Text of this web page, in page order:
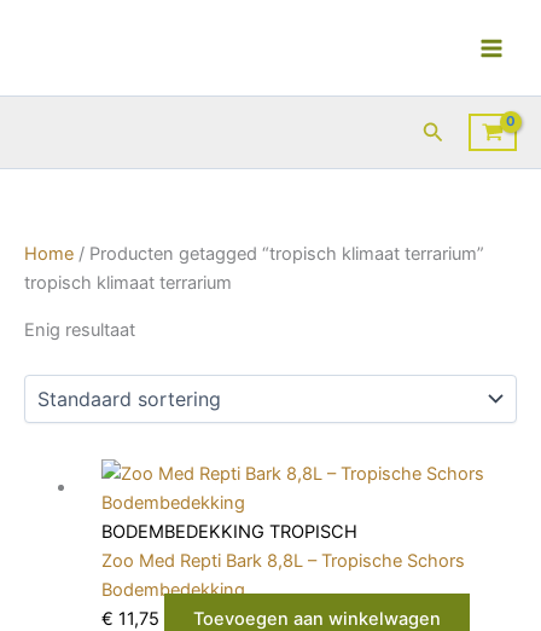
inhoud
Zoeken
Home / Producten getagged “tropisch klimaat terrarium”
tropisch klimaat terrarium
Enig resultaat
BODEMBEDEKKING TROPISCH
Zoo Med Repti Bark 8,8L – Tropische Schors
Bodembedekking
€ 11,75 Toevoegen aan winkelwagen